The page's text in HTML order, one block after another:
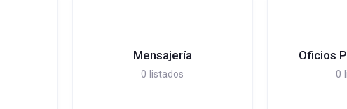
Mensajería
0 listados
Oficios
0